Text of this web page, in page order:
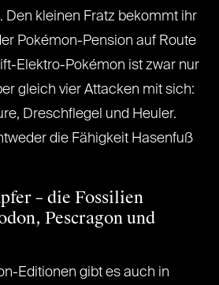
Den kleinen Fratz bekommt ihr
Pokémon-Pension auf Route
Elektro-Pokémon ist zwar nur
gleich vier Attacken mit sich:
Dreschflegel und Heuler.
die Fähigkeit Hasenfuß
– die Fossilien
Pescragon und
Editionen gibt es auch in